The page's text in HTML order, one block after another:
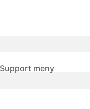
Support meny